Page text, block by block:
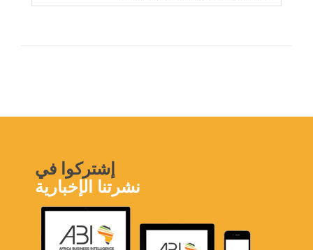
إشتركوا في
نشرتنا الإخبارية